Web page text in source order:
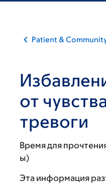
Patient &
от
тревоги
Время для
ы)
Эта информация